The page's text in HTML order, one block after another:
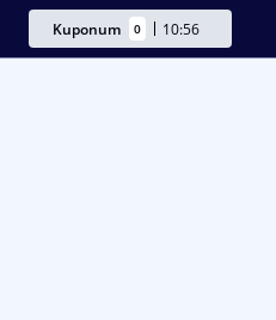
Kuponum 0 10:56